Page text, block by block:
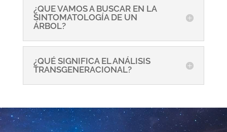
¿QUE VAMOS A BUSCAR EN LA
SINTOMATOLOGÍA DE UN
ÁRBOL?
¿QUÉ SIGNIFICA EL ANÁLISIS
TRANSGENERACIONAL?